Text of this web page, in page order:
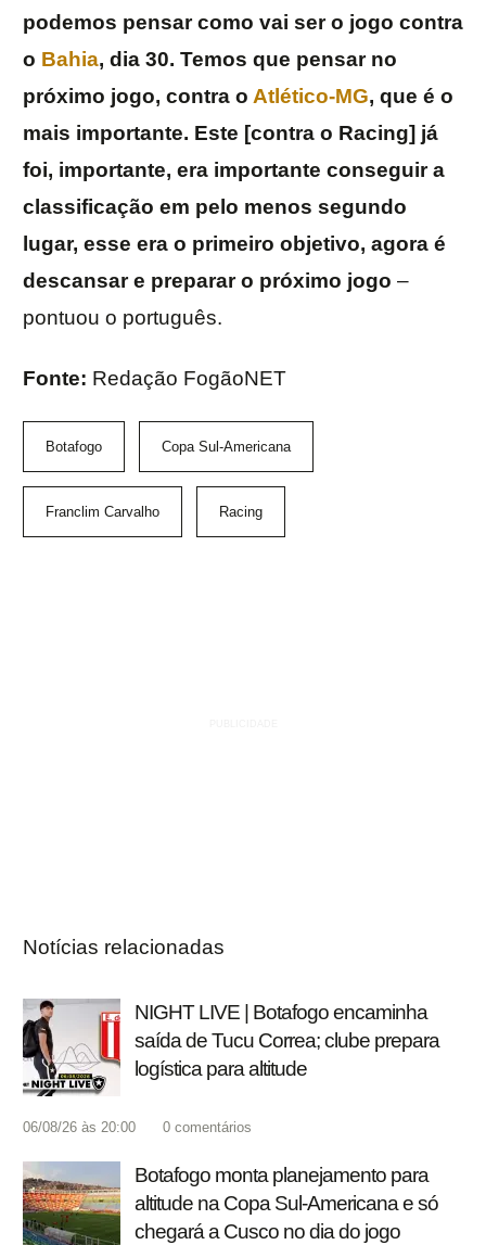
podemos pensar como vai ser o jogo contra
o Bahia, dia 30. Temos que pensar no
próximo jogo, contra o Atlético-MG, que é o
mais importante. Este [contra o Racing] já
foi, importante, era importante conseguir a
classificação em pelo menos segundo
lugar, esse era o primeiro objetivo, agora é
descansar e preparar o próximo jogo –
pontuou o português.
Fonte: Redação FogãoNET
Botafogo Copa Sul-Americana
Franclim Carvalho Racing
Notícias relacionadas
NIGHT LIVE | Botafogo encaminha
saída de Tucu Correa; clube prepara
logística para altitude
06/08/26 às 20:00 0 comentários
Botafogo monta planejamento para
altitude na Copa Sul-Americana e só
chegará a Cusco no dia do jogo